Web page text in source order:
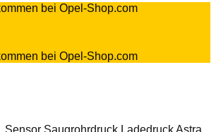
bei Opel-Shop.com
bei Opel-Shop.com